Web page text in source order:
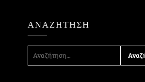
ΑΝΑΖΉΤΗΣΗ
ΓΙΑ: